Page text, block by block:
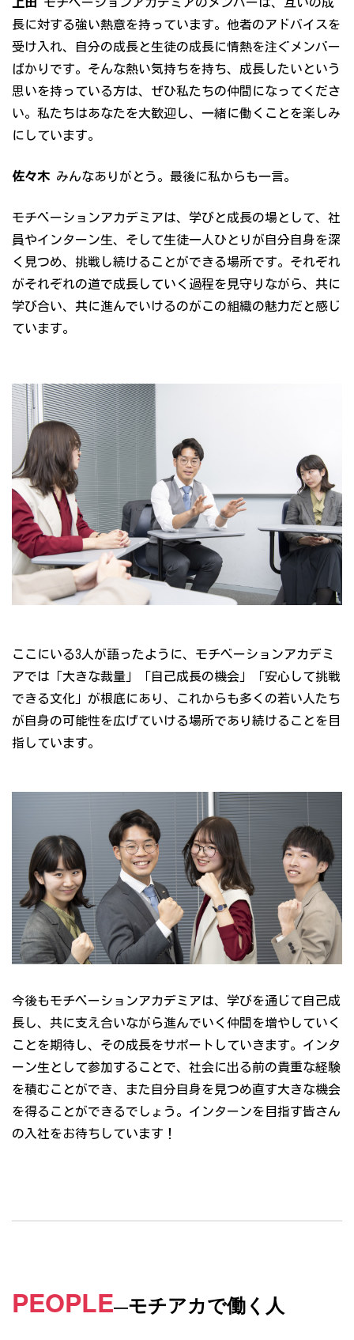
上田
モチベーションアカデミアのメンバーは、互いの成
長に対する強い熱意を持っています。他者のアドバイスを
受け入れ、自分の成長と生徒の成長に情熱を注ぐメンバー
ばかりです。そんな熱い気持ちを持ち、成長したいという
思いを持っている方は、ぜひ私たちの仲間になってくださ
い。私たちはあなたを大歓迎し、一緒に働くことを楽しみ
にしています。
佐々木 みんなありがとう。最後に私からも一言。
モチベーションアカデミアは、学びと成長の場として、社
員やインターン生、そして生徒一人ひとりが自分自身を深
く見つめ、挑戦し続けることができる場所です。それぞれ
がそれぞれの道で成長していく過程を見守りながら、共に
学び合い、共に進んでいけるのがこの組織の魅力だと感じ
ています。
ここにいる3人が語ったように、モチベーションアカデミ
アでは「大きな裁量」「自己成長の機会」「安心して挑戦
できる文化」が根底にあり、これからも多くの若い人たち
が自身の可能性を広げていける場所であり続けることを目
指しています。
今後もモチベーションアカデミアは、学びを通じて自己成
長し、共に支え合いながら進んでいく仲間を増やしていく
ことを期待し、その成長をサポートしていきます。インタ
ーン生として参加することで、社会に出る前の貴重な経験
を積むことができ、また自分自身を見つめ直す大きな機会
を得ることができるでしょう。インターンを目指す皆さん
の入社をお待ちしています！
PEOPLE―モチアカで働く人